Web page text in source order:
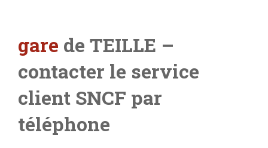
gare de TEILLE –
contacter le service
client SNCF par
téléphone